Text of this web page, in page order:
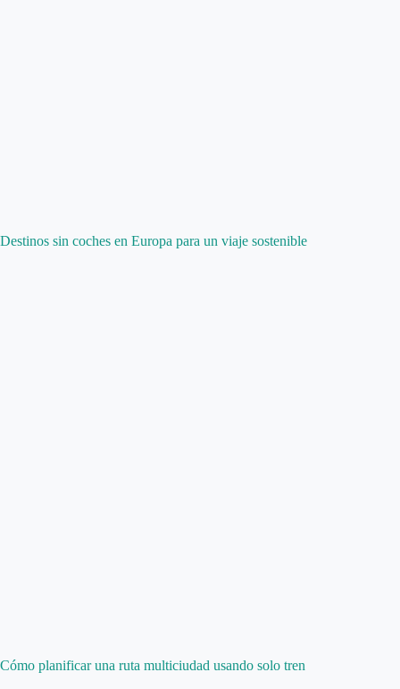
Destinos sin coches en Europa para un viaje sostenible
Cómo planificar una ruta multiciudad usando solo tren